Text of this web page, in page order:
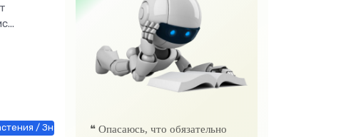
/ Знакомства / Недвижимость / Оборудование / Другие новости
❝ Опасаюсь, что обязательно